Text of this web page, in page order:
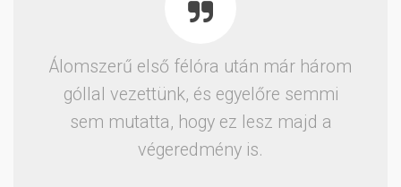
Álomszerű első félóra után már három
góllal vezettünk, és egyelőre semmi
sem mutatta, hogy ez lesz majd a
végeredmény is.